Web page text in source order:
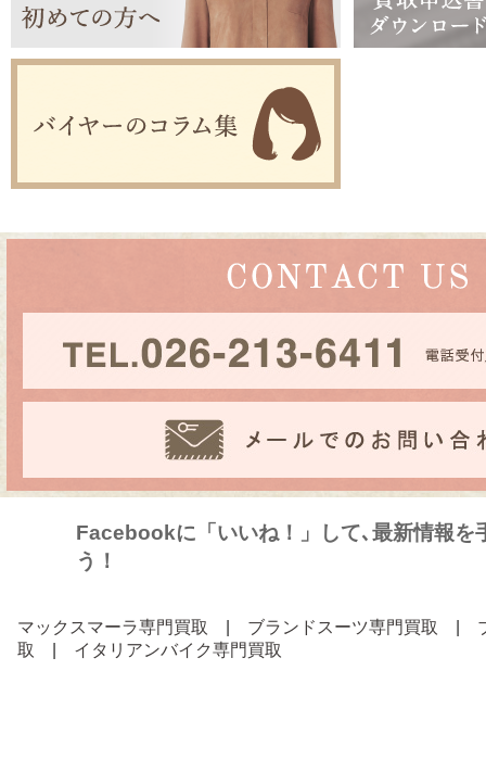
Facebookに「いいね！」して､最新情報を
う！
マックスマーラ専門買取 ブランドスーツ専門買取
取
イタリアンバイク専門買取